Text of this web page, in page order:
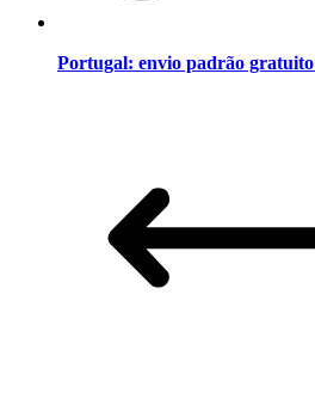
Portugal: envio padrão gratuito